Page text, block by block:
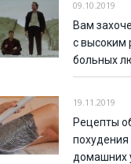
09.10.2019
Вам
с высоким
больных
19.11.2019
Рецепты
похудения
домашних